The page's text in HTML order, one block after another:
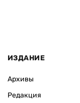
ИЗДАНИЕ
Архивы
Редакция